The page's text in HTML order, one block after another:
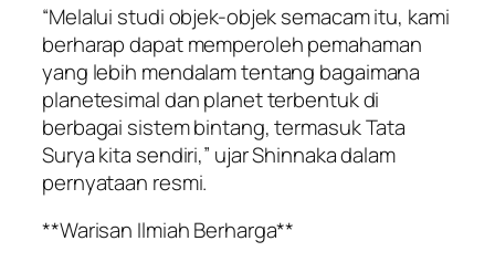
“Melalui studi objek-objek semacam itu, kami
berharap dapat memperoleh pemahaman
yang lebih mendalam tentang bagaimana
planetesimal dan planet terbentuk di
berbagai sistem bintang, termasuk Tata
Surya kita sendiri,” ujar Shinnaka dalam
pernyataan resmi.
**Warisan Ilmiah Berharga**